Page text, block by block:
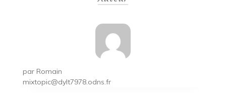
par Romain
mixtopic@dylt7978.odns.fr